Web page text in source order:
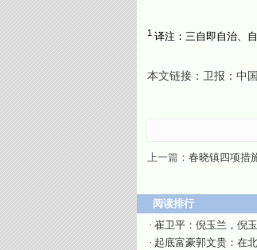
1 译注：三自即自治、
本文链接： 卫报：中
上一篇： 春晓镇四项措
阅读排行
· 崔卫平：倪玉兰，倪
· 起底富豪郭文贵：在